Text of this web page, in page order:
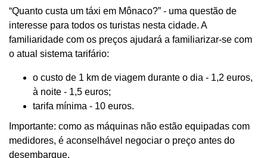
“Quanto custa um táxi em Mônaco?” - uma questão de
interesse para todos os turistas nesta cidade. A
familiaridade com os preços ajudará a familiarizar-se com
o atual sistema tarifário:
o custo de 1 km de viagem durante o dia - 1,2 euros,
à noite - 1,5 euros;
tarifa mínima - 10 euros.
Importante: como as máquinas não estão equipadas com
medidores, é aconselhável negociar o preço antes do
desembarque.